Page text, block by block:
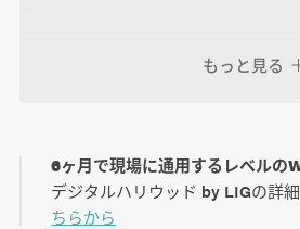
デザイナーになるには？ 資格
未経験可の求人に応募する
もっと見る
6ヶ月で現場に通用するレベルの
デジタルハリウッド by LIGの詳
ちらから